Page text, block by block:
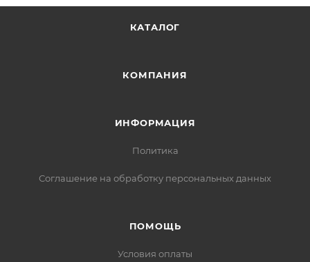
КАТАЛОГ
КОМПАНИЯ
ИНФОРМАЦИЯ
Политика
Соглашение на обработку персональных данных
ПОМОЩЬ
Условия оплаты